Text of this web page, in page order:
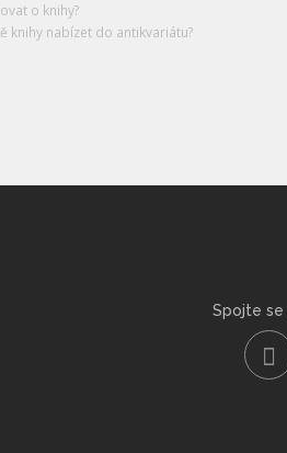
o knihy?
knihy nabízet do antikvariátu?
Spojte se